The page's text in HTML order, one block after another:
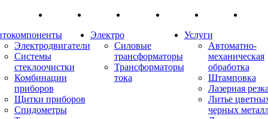
Электродвигатели
Системы
стеклоочистки
Комбинации
приборов
Щитки приборов
Спидометры
Электро
Силовые
трансформаторы
Трансформаторы
тока
Услуги
Автоматно-
механическая
обработка
Штамповка
Лазерная
Литье
черных